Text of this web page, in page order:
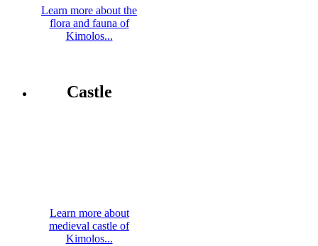
Learn more about the
flora and fauna of
Kimolos...
Castle
Learn more about
medieval castle of
Kimolos...